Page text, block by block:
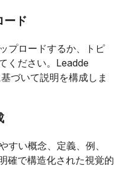
ード
プロードするか、トピ
ください。Leadde
づいて説明を構成しま
すい概念、定義、例、
確で構造化された視覚的